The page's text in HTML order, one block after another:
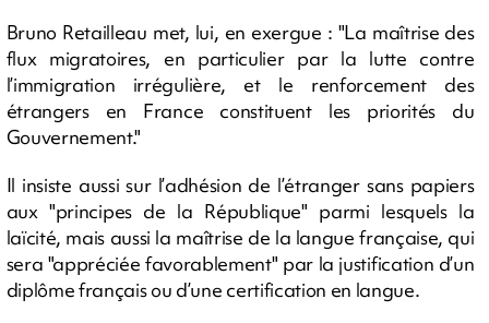
Bruno Retailleau met, lui, en exergue : "La maîtrise des
flux migratoires, en particulier par la lutte contre
l’immigration irrégulière, et le renforcement des
étrangers en France constituent les priorités du
Gouvernement."
Il insiste aussi sur l’adhésion de l’étranger sans papiers
aux "principes de la République" parmi lesquels la
laïcité, mais aussi la maîtrise de la langue française, qui
sera "appréciée favorablement" par la justification d’un
diplôme français ou d’une certification en langue.